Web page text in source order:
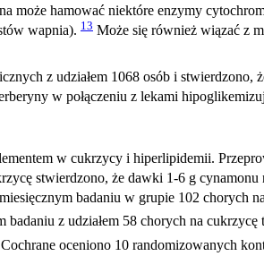
może hamować niektóre enzymy
wapnia). 13 Może się również wiązać z
z udziałem 1068 osób i
w połączeniu z lekami
w cukrzycy i hiperlipidemii.
stwierdzono, że dawki 1-6 g
badaniu w grupie 102 chorych
badaniu z udziałem 58 chorych na
oceniono 10 randomizowanych